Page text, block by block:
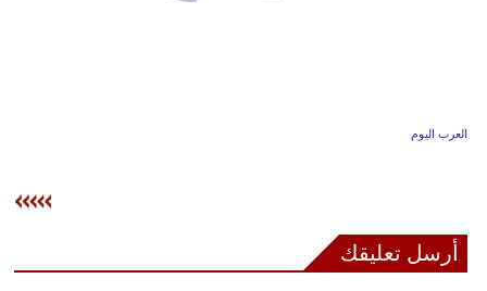
وتكنولوجيا
العرب اليوم
أرسل تعليقك